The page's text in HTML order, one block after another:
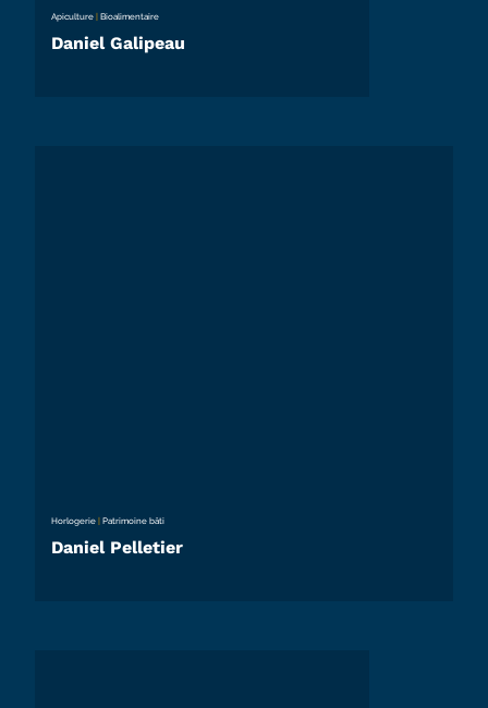
Apiculture |Bioalimentaire
Daniel Galipeau
Horlogerie |Patrimoine bâti
Daniel Pelletier